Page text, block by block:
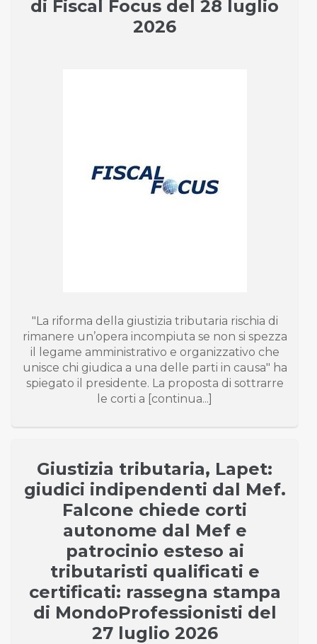
di Fiscal Focus del 28 luglio
2026
"La riforma della giustizia tributaria rischia di
rimanere un’opera incompiuta se non si spezza
il legame amministrativo e organizzativo che
unisce chi giudica a una delle parti in causa" ha
spiegato il presidente. La proposta di sottrarre
le corti a [continua...]
Giustizia tributaria, Lapet:
giudici indipendenti dal Mef.
Falcone chiede corti
autonome dal Mef e
patrocinio esteso ai
tributaristi qualificati e
certificati: rassegna stampa
di MondoProfessionisti del
27 luglio 2026